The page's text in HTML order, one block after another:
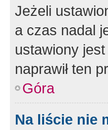
Jeżeli
a czas nadal
ustawiony
naprawił ten
Góra
Na liście nie